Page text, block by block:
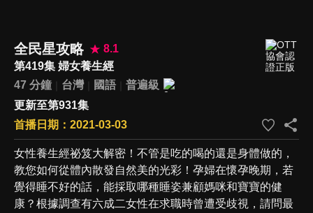
全民星攻略
8.1
第419集 婦女養生經
47 分鐘
台灣 國語
普遍級
更新至第931集
首播日期：2021-03-03
女性養生經祕笈大解密！不管是吃的喝的還是身體做的，
教您如何從體內散發自然美的光彩！孕婦在懷孕晚期，若
覺得睡不好的話，能採取哪種睡姿兼顧媽咪和寶寶的健
康？根據調查有六成二女性在求職時曾遭受歧視，請問最